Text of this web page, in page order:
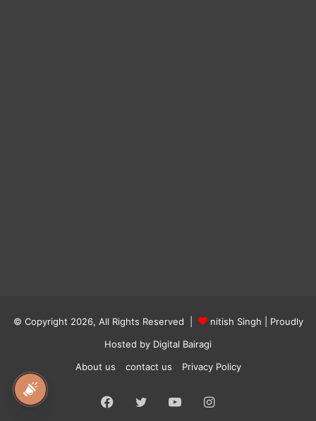
© Copyright 2026, All Rights Reserved | nitish Singh | Proudly
Hosted by Digital Bairagi
About us
contact us Privacy Policy
Facebook
Twitter YouTubeInstagram